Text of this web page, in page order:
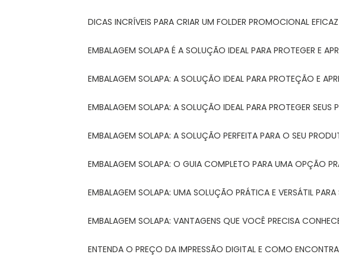
DICAS INCRÍVEIS PARA CRIAR UM FOLDER PROMOCIONAL EFICAZ
EMBALAGEM SOLAPA É A SOLUÇÃO IDEAL PARA PROTEGER E
EMBALAGEM SOLAPA: A SOLUÇÃO IDEAL PARA PROTEÇÃO E
EMBALAGEM SOLAPA: A SOLUÇÃO IDEAL PARA PROTEGER
EMBALAGEM SOLAPA: A SOLUÇÃO PERFEITA PARA O SEU
EMBALAGEM SOLAPA: O GUIA COMPLETO PARA UMA OPÇÃO
EMBALAGEM SOLAPA: UMA SOLUÇÃO PRÁTICA E VERSÁTIL
EMBALAGEM SOLAPA: VANTAGENS QUE VOCÊ PRECISA
ENTENDA O PREÇO DA IMPRESSÃO DIGITAL E COMO